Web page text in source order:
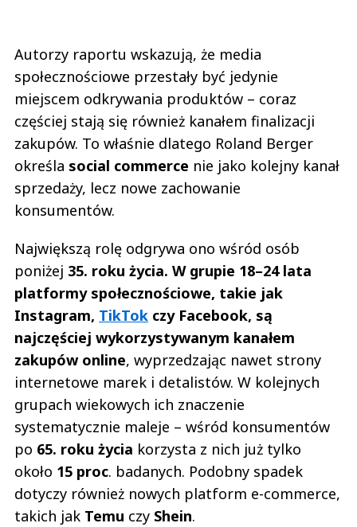
Autorzy raportu wskazują, że media
społecznościowe przestały być jedynie
miejscem odkrywania produktów – coraz
częściej stają się również kanałem finalizacji
zakupów. To właśnie dlatego Roland Berger
określa social commerce nie jako kolejny kanał
sprzedaży, lecz nowe zachowanie
konsumentów.
Największą rolę odgrywa ono wśród osób
poniżej 35. roku życia. W grupie 18–24 lata
platformy społecznościowe, takie jak
Instagram, TikTok czy Facebook, są
najczęściej wykorzystywanym kanałem
zakupów online, wyprzedzając nawet strony
internetowe marek i detalistów. W kolejnych
grupach wiekowych ich znaczenie
systematycznie maleje – wśród konsumentów
po 65. roku życia korzysta z nich już tylko
około 15 proc. badanych. Podobny spadek
dotyczy również nowych platform e-commerce,
takich jak Temu czy Shein.